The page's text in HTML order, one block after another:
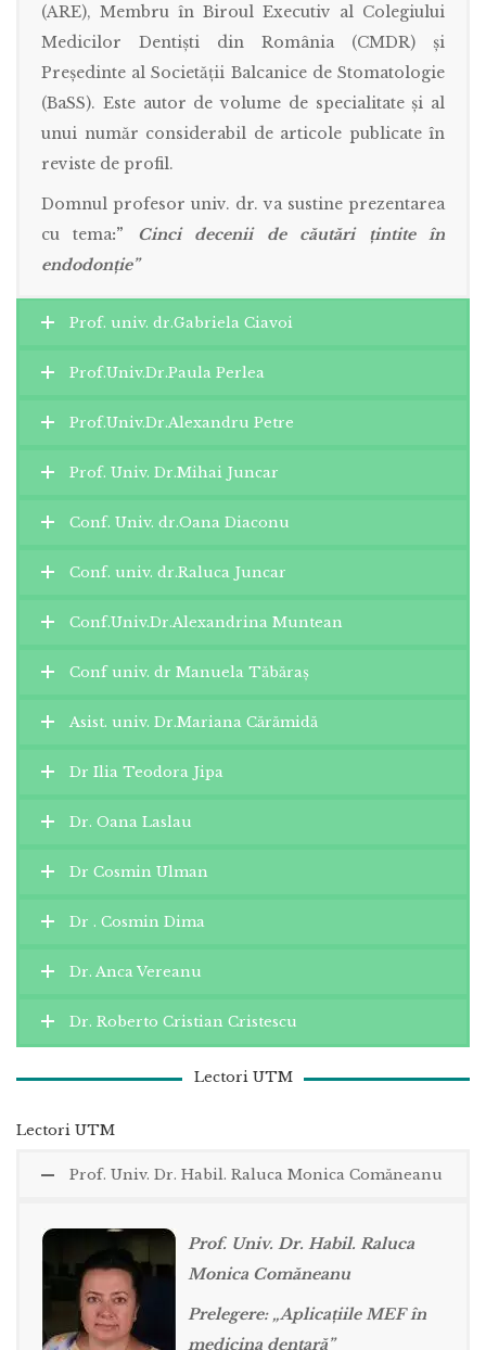
(ARE), Membru în Biroul Executiv al Colegiului
Medicilor Dentiști din România (CMDR) și
Președinte al Societății Balcanice de Stomatologie
(BaSS). Este autor de volume de specialitate și al
unui număr considerabil de articole publicate în
reviste de profil.
Domnul profesor univ. dr. va sustine prezentarea
cu tema:”
Cinci decenii de căutări țintite în
endodonție”
Prof. univ. dr.Gabriela Ciavoi
Prof.Univ.Dr.Paula Perlea
Prof.Univ.Dr.Alexandru Petre
Prof. Univ. Dr.Mihai Juncar
Conf. Univ. dr.Oana Diaconu
Conf. univ. dr.Raluca Juncar
Conf.Univ.Dr.Alexandrina Muntean
Conf univ. dr Manuela Tăbăraș
Asist. univ. Dr.Mariana Cărămidă
Dr Ilia Teodora Jipa
Dr. Oana Laslau
Dr Cosmin Ulman
Dr . Cosmin Dima
Dr. Anca Vereanu
Dr. Roberto Cristian Cristescu
Lectori UTM
Lectori UTM
Prof. Univ. Dr. Habil. Raluca Monica Comăneanu
Prof. Univ. Dr. Habil. Raluca
Monica Comăneanu
Prelegere: „Aplicațiile MEF în
medicina dentară”